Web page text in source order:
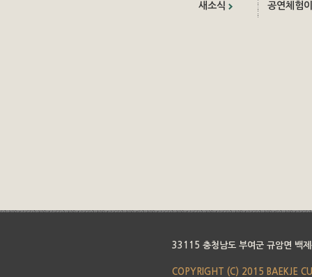
새소식 공연체험
33115 충청남도 부여군 규암면 백
COPYRIGHT (C) 2015 BAEKJE